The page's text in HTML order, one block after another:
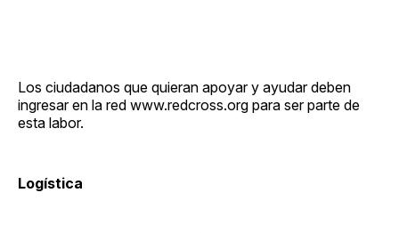
Los ciudadanos que quieran apoyar y ayudar deben
ingresar en la red www.redcross.org para ser parte de
esta labor.
Logística